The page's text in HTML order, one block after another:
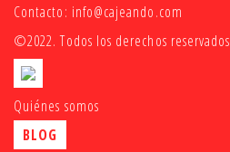
Contacto: info@cajeando.com
©2022. Todos los derechos reservados
Quiénes somos
BLOG